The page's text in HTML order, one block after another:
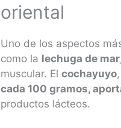
oriental
Uno de los aspectos
como la lechuga de mar
muscular​. Elcochayuyo
cada 100 gramos,
productos lácteos​.